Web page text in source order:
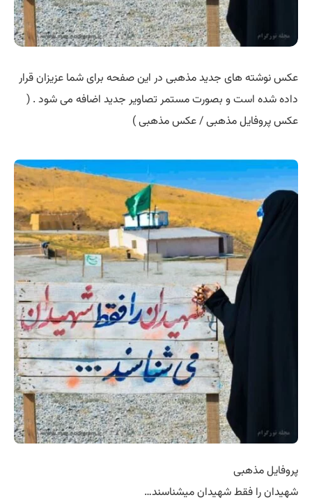
عکس نوشته های جدید مذهبی در این صفحه برای شما عزیزان قرار
داده شده است و بصورت مستمر تصاویر جدید اضافه می شود . (
عکس پروفایل مذهبی / عکس مذهبی )
پروفایل مذهبی
شهیدان را فقط شهیدان میشناسند…